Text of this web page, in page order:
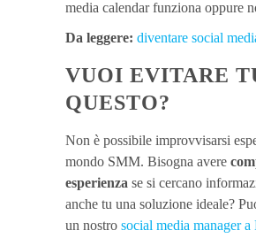
media calendar funziona oppure
Da leggere: diventare social
VUOI EVITARE
QUESTO?
Non è possibile improvvisarsi
mondo SMM. Bisogna avere
esperienza se si cercano
anche tu una soluzione ideale?
un nostro social media manager a